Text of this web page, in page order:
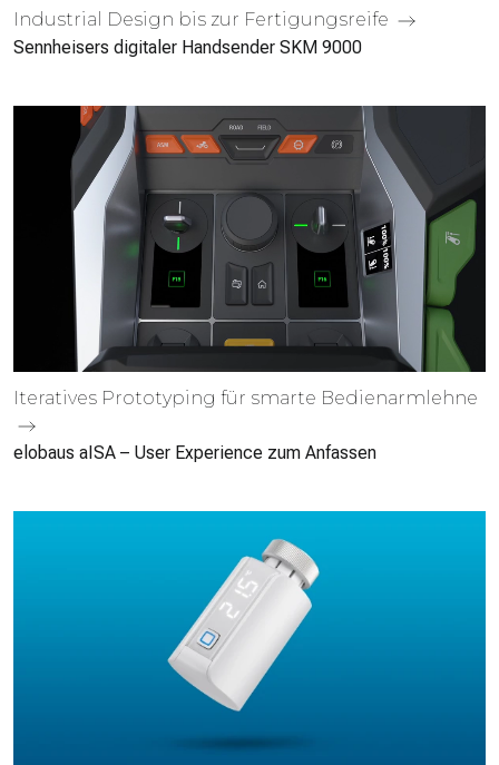
Industrial Design bis zur Fertigungs­reife
Sennheisers digitaler Handsender SKM 9000
Iteratives Proto­typing für smarte Bedien­armlehne
elobaus aISA – User Experience zum Anfassen